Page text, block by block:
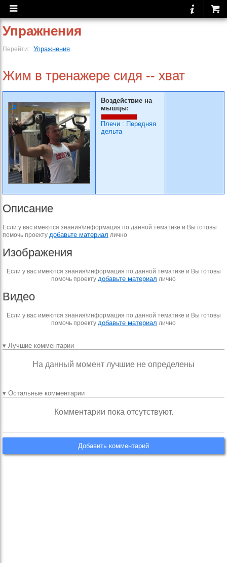
Упражнения
Перейти: Упражнения
Жим в тренажере сидя -- хват
Воздействие на
мышцы:
Плечи : Передняя
дельта
Описание
Если у вас имеются знания\информация по данной тематике и Вы готовы
помочь проекту добавьте материал лично
Изображения
Если у вас имеются знания\информация по данной тематике и Вы готовы
помочь проекту добавьте материал лично
Видео
Если у вас имеются знания\информация по данной тематике и Вы готовы
помочь проекту добавьте материал лично
▾ Лучшие комментарии
На данный момент лучшие не определены
▾ Остальные комментарии
Комментарии пока отсутствуют.
Добавить комментарий